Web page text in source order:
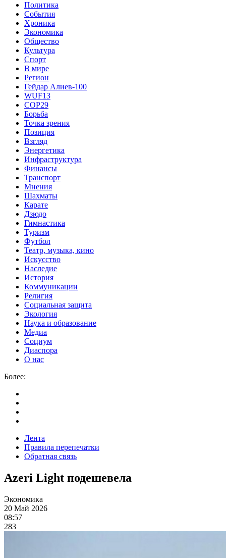
Политика
События
Хроника
Экономика
Общество
Культура
Спорт
В мире
Регион
Гейдар Алиев-100
WUF13
COP29
Борьба
Точка зрения
Позиция
Взгляд
Энергетика
Инфраструктура
Финансы
Транспорт
Мнения
Шахматы
Карате
Дзюдо
Гимнастика
Туризм
Футбол
Театр, музыка, кино
Искусство
Наследие
История
Коммуникации
Религия
Социальная защита
Экология
Наука и образование
Медиа
Социум
Диаспора
О нас
Более:
Лента
Правила перепечатки
Обратная связь
Azeri Light подешевела
Экономика
20 Май 2026
08:57
283